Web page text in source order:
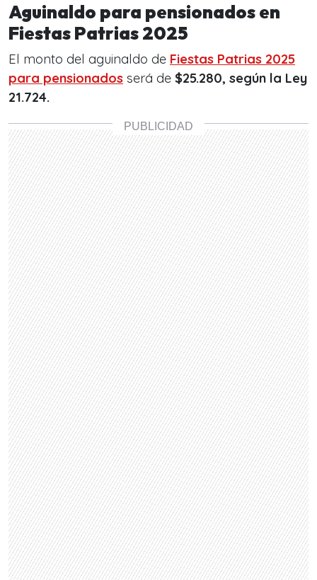
Aguinaldo para pensionados en
Fiestas Patrias 2025
El monto del aguinaldo de Fiestas Patrias 2025
para pensionados será de $25.280, según la Ley
21.724.